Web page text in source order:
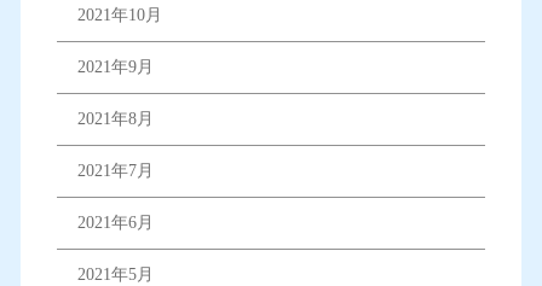
2021年10月
2021年9月
2021年8月
2021年7月
2021年6月
2021年5月